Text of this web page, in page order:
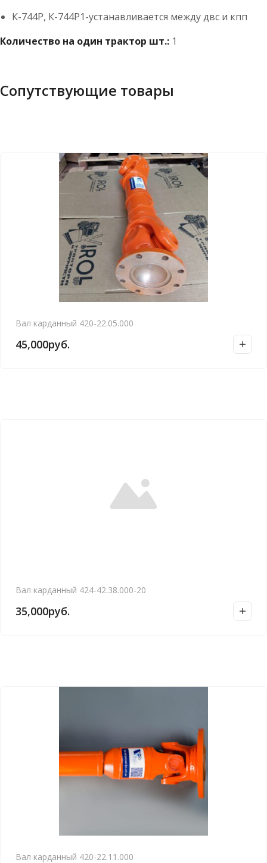
К-744Р, К-744Р1-устанавливается между двс и кпп
Количество на один трактор шт.: 1
Сопутствующие товары
Вал карданный 420-22.05.000
45,000руб.
Вал карданный 424-42.38.000-20
35,000руб.
Вал карданный 420-22.11.000